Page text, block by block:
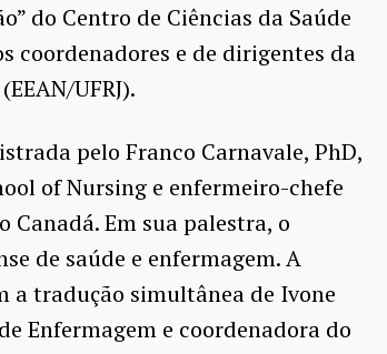
do Centro de Ciências da Saúde
coordenadores e de dirigentes da
UFRJ).
pelo Franco Carnavale, PhD,
of Nursing e enfermeiro-chefe
Canadá. Em sua palestra, o
de saúde e enfermagem. A
a tradução simultânea de Ivone
Enfermagem e coordenadora do